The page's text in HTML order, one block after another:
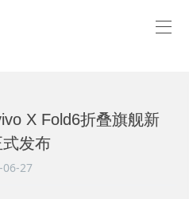
X Fold6折叠旗舰新
式发布
06-27